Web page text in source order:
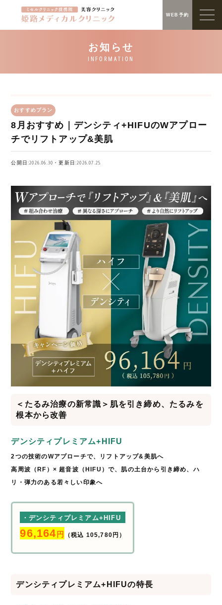
WEB予約
おすすめプラン
8月おすすめ｜デンシティ+HIFUのWアプロー
チでリフトアップ&美肌
公開日:2026.06.30・更新日:2026.07.25
＜たるみ治療の新常識＞肌を引き締め、たるみを
根本から改善
デンシティプレミアム+HIFU
2つの技術のWアプローチで、リフトアップ&美肌へ
高周波（RF）× 超音波（HIFU）で、肌の土台から引き締め、ハ
リ・弾力のある若々しい印象へ
・デンシティプレミアム+HIFU
96,164 円 （税込 105,780円）
デンシティプレミアム+HIFUの特長